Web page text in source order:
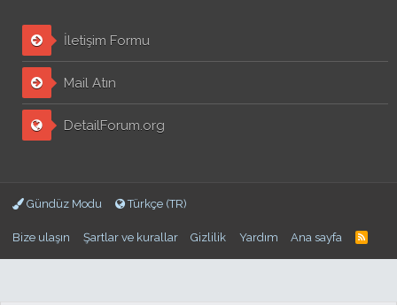
İletişim Formu
Mail Atın
DetailForum.org
Gündüz Modu Türkçe (TR)
Bize ulaşın Şartlar ve kurallar Gizlilik Yardım Ana sayfa